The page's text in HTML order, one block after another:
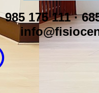
985 175 111 ·